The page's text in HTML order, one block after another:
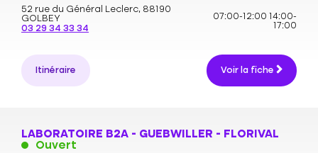
52 rue du Général Leclerc, 88190
GOLBEY
03 29 34 33 34
07:00-12:00
14:00-
17:00
Itinéraire Voir la fiche
LABORATOIRE B2A - GUEBWILLER - FLORIVAL
Ouvert